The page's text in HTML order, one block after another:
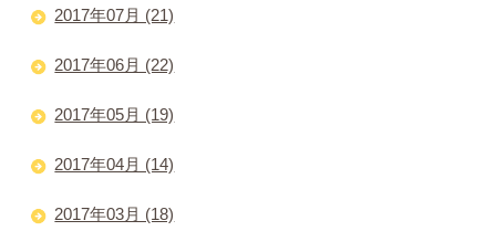
2017年07月 (21)
2017年06月 (22)
2017年05月 (19)
2017年04月 (14)
2017年03月 (18)